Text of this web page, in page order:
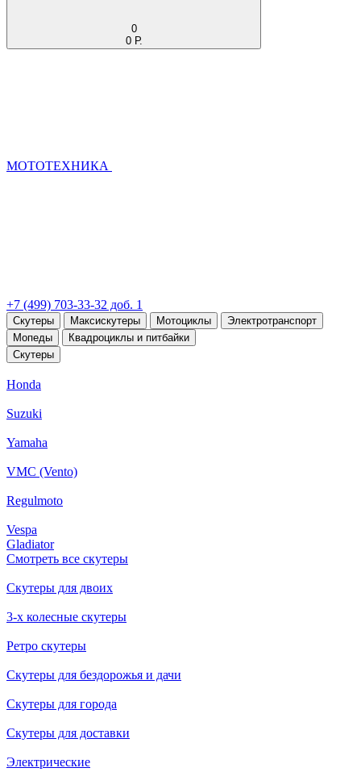
0
0 Р.
МОТОТЕХНИКА
+7 (499) 703-33-32 доб. 1
Скутеры Максискутеры Мотоциклы
Электротранспорт
Мопеды
Квадроциклы и питбайки
Скутеры
Honda
Suzuki
Yamaha
VMC (Vento)
Regulmoto
Vespa
Gladiator
Смотреть все скутеры
Скутеры для двоих
3-х колесные скутеры
Ретро скутеры
Скутеры для бездорожья и дачи
Скутеры для города
Скутеры для доставки
Электрические